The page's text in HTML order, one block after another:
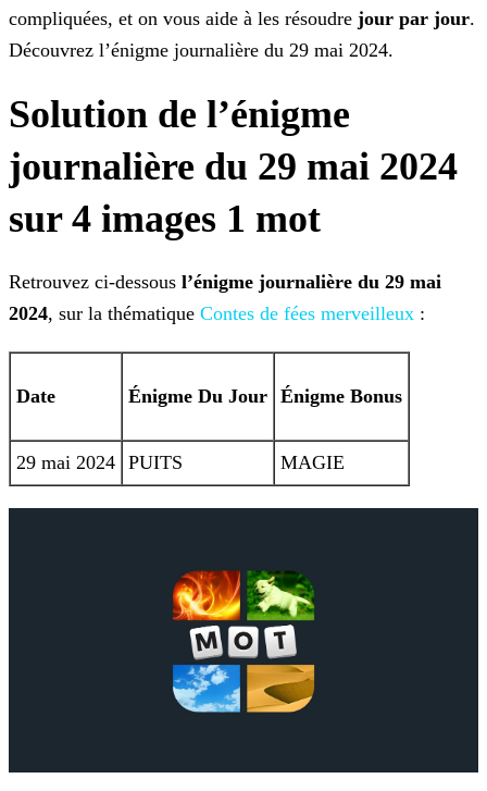
compliquées, et on vous aide à les résoudre jour par jour.
Découvrez l’énigme journalière du 29 mai 2024.
Solution de l’énigme
journalière du 29 mai 2024
sur 4 images 1 mot
Retrouvez ci-dessous l’énigme journalière du 29 mai
2024, sur la thématique Contes de fées merveilleux :
Date Énigme Du Jour Énigme Bonus
29 mai 2024 PUITS MAGIE